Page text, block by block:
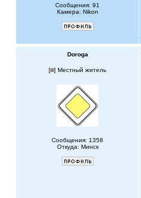
Сообщения: 91
Камера: Nikon
Doroga
[ ] Местный житель
Сообщения: 1358
Откуда: Минск